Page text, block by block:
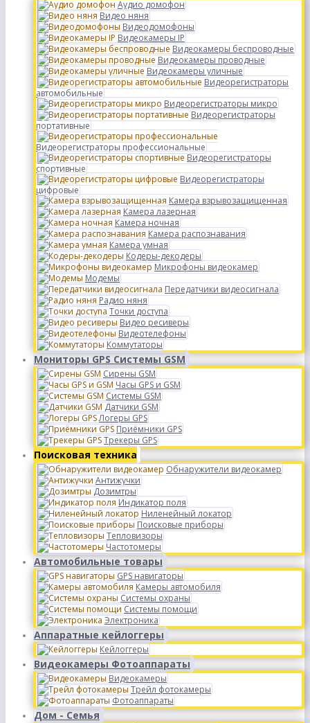
Аудио домофон
Видео няня
Видеодомофоны
Видеокамеры IP
Видеокамеры беспроводные
Видеокамеры проводные
Видеокамеры уличные
Видеорегистраторы
автомобильные
Видеорегистраторы микро
Видеорегистраторы
портативные
Видеорегистраторы профессиональные
Видеорегистраторы
спортивные
Видеорегистраторы
цифровые
Камера взрывозащищенная
Камера лазерная
Камера ночная
Камера распознавания
Камера умная
Кодеры-декодеры
Микрофоны видеокамер
Модемы
Передатчики видеосигнала
Радио няня
Точки доступа
Видео ресиверы
Видеотелефоны
Коммутаторы
Мониторы GPS Системы GSM
Сирены GSM
Часы GPS и GSM
Системы GSM
Датчики GSM
Логеры GPS
Приёмники GPS
Трекеры GPS
Поисковая техника
Обнаружители видеокамер
Антижучки
Дозимтры
Индикатор поля
Ниленейный локатор
Поисковые приборы
Тепловизоры
Частотомеры
Автомобильные товары
GPS навигаторы
Камеры автомобиля
Системы охраны
Системы помощи
Электроника
Аппаратные кейлоггеры
Кейлоггеры
Видеокамеры Фотоаппараты
Видеокамеры
Трейл фотокамеры
Фотоаппараты
Дом - Семья